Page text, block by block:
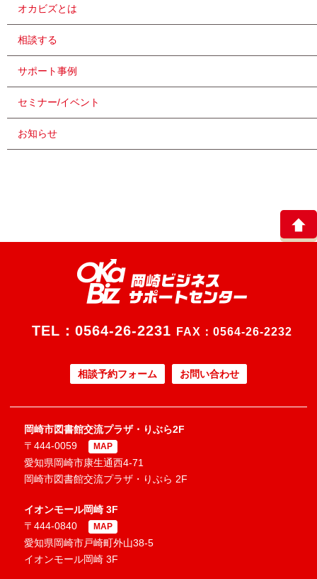
オカビズとは
相談する
サポート事例
セミナー/イベント
お知らせ
TEL： 0564-26-2231 FAX：0564-26-2232
相談予約フォーム お問い合わせ
岡崎市図書館交流プラザ・りぶら2F
〒444-0059
MAP
愛知県岡崎市康生通西4-71
岡崎市図書館交流プラザ・りぶら 2F
イオンモール岡崎 3F
〒444-0840
MAP
愛知県岡崎市戸崎町外山38-5
イオンモール岡崎 3F